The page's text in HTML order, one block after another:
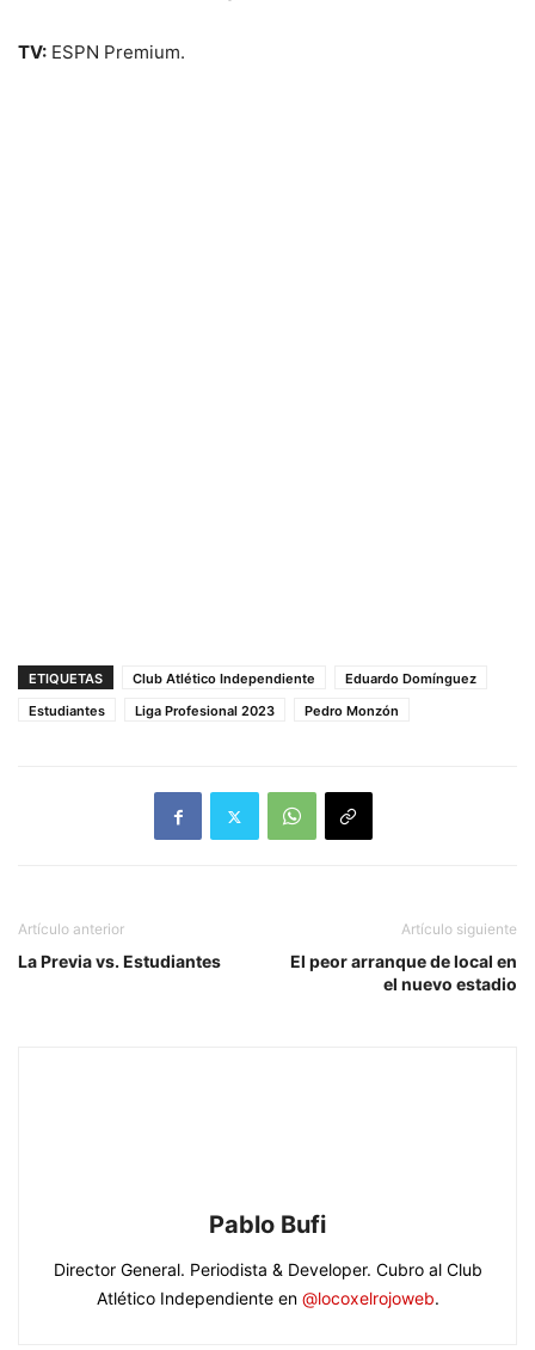
TV: ESPN Premium.
ETIQUETAS Club Atlético Independiente
Eduardo Domínguez
Estudiantes
Liga Profesional 2023 Pedro Monzón
Artículo anterior
La Previa vs. Estudiantes
Artículo siguiente
El peor arranque de local en
el nuevo estadio
Pablo Bufi
Director General. Periodista & Developer. Cubro al Club
Atlético Independiente en @locoxelrojoweb.